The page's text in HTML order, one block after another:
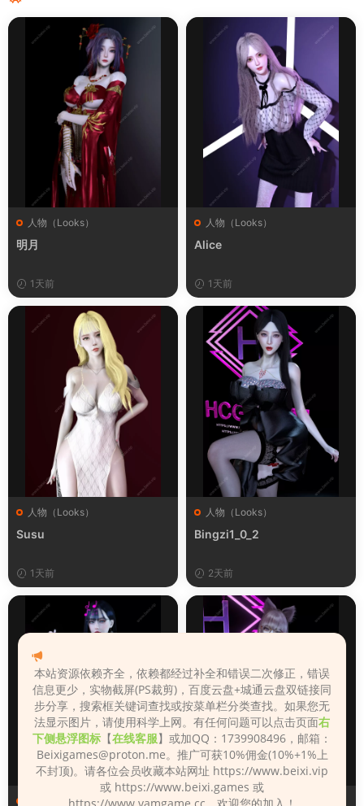
人物（Looks）
明月
1天前
人物（Looks）
Alice
1天前
人物（Looks）
Susu
1天前
人物（Looks）
Bingzi1_0_2
2天前
人物（Looks） 人物（Looks）
本站资源依赖齐全，依赖都经过补全和错误二次修正，错误
信息更少，实物截屏(PS裁剪)，百度云盘+城通云盘双链接同
步分享，搜索框关键词查找或按菜单栏分类查找。如果您无
法显示图片，请使用科学上网。有任何问题可以点击页面右
下侧悬浮图标 【在线客服】或加QQ：1739908496，邮箱：
Beixigames@proton.me。推广可获10%佣金(10%+1%上
不封顶)。请各位会员收藏本站网址 https://www.beixi.vip
或 https://www.beixi.games 或